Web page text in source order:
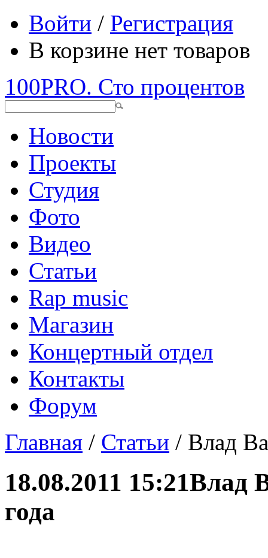
Войти / Регистрация
В корзине нет товаров
100PRO. Сто процентов
Новости
Проекты
Студия
Фото
Видео
Статьи
Rap music
Магазин
Концертный отдел
Контакты
Форум
Главная / Статьи / Влад
18.08.2011 15:21Влад
года